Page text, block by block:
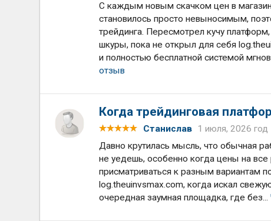
С каждым новым скачком цен в
становилось просто невыносимым,
трейдинга. Пересмотрел кучу
шкуры, пока не открыл для себя
и полностью бесплатной системой
отзыв
Когда трейдинговая
Станислав
1 июля, 2026 год
Давно крутилась мысль, что обычная
не уедешь, особенно когда цены на
присматриваться к разным вариантам
log.theuinvsmax.com, когда искал
очередная заумная площадка, где без...